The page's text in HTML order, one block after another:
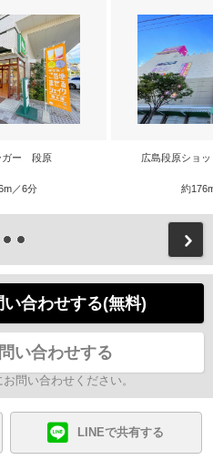
ガー 段原
／6分
広島段原ショ
約
合わせする(無料)
い合わせする
問い合わせください。
LINEで共有する